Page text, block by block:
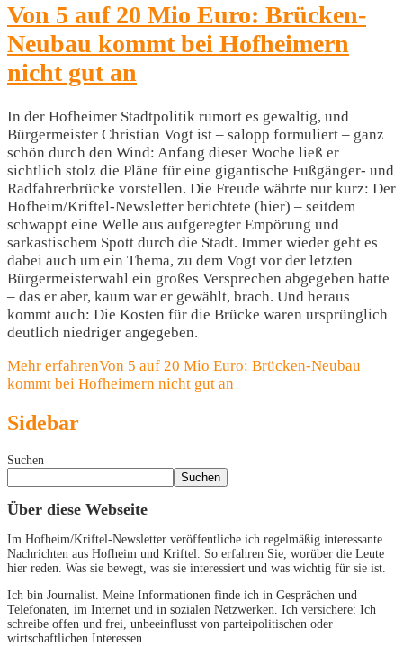
Von 5 auf 20 Mio Euro: Brücken-
Neubau kommt bei Hofheimern
nicht gut an
In der Hofheimer Stadtpolitik rumort es gewaltig, und
Bürgermeister Christian Vogt ist – salopp formuliert – ganz
schön durch den Wind: Anfang dieser Woche ließ er
sichtlich stolz die Pläne für eine gigantische Fußgänger- und
Radfahrerbrücke vorstellen. Die Freude währte nur kurz: Der
Hofheim/Kriftel-Newsletter berichtete (hier) – seitdem
schwappt eine Welle aus aufgeregter Empörung und
sarkastischem Spott durch die Stadt. Immer wieder geht es
dabei auch um ein Thema, zu dem Vogt vor der letzten
Bürgermeisterwahl ein großes Versprechen abgegeben hatte
– das er aber, kaum war er gewählt, brach. Und heraus
kommt auch: Die Kosten für die Brücke waren ursprünglich
deutlich niedriger angegeben.
Mehr erfahrenVon 5 auf 20 Mio Euro: Brücken-Neubau
kommt bei Hofheimern nicht gut an
Sidebar
Suchen
Suchen
Über diese Webseite
Im Hofheim/Kriftel-Newsletter veröffentliche ich regelmäßig interessante
Nachrichten aus Hofheim und Kriftel. So erfahren Sie, worüber die Leute
hier reden. Was sie bewegt, was sie interessiert und was wichtig für sie ist.
Ich bin Journalist. Meine Informationen finde ich in Gesprächen und
Telefonaten, im Internet und in sozialen Netzwerken. Ich versichere: Ich
schreibe offen und frei, unbeeinflusst von parteipolitischen oder
wirtschaftlichen Interessen.